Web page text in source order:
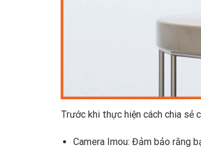
Trước khi thực hiện cách chia sẻ
Camera Imou: Đảm bảo rằng